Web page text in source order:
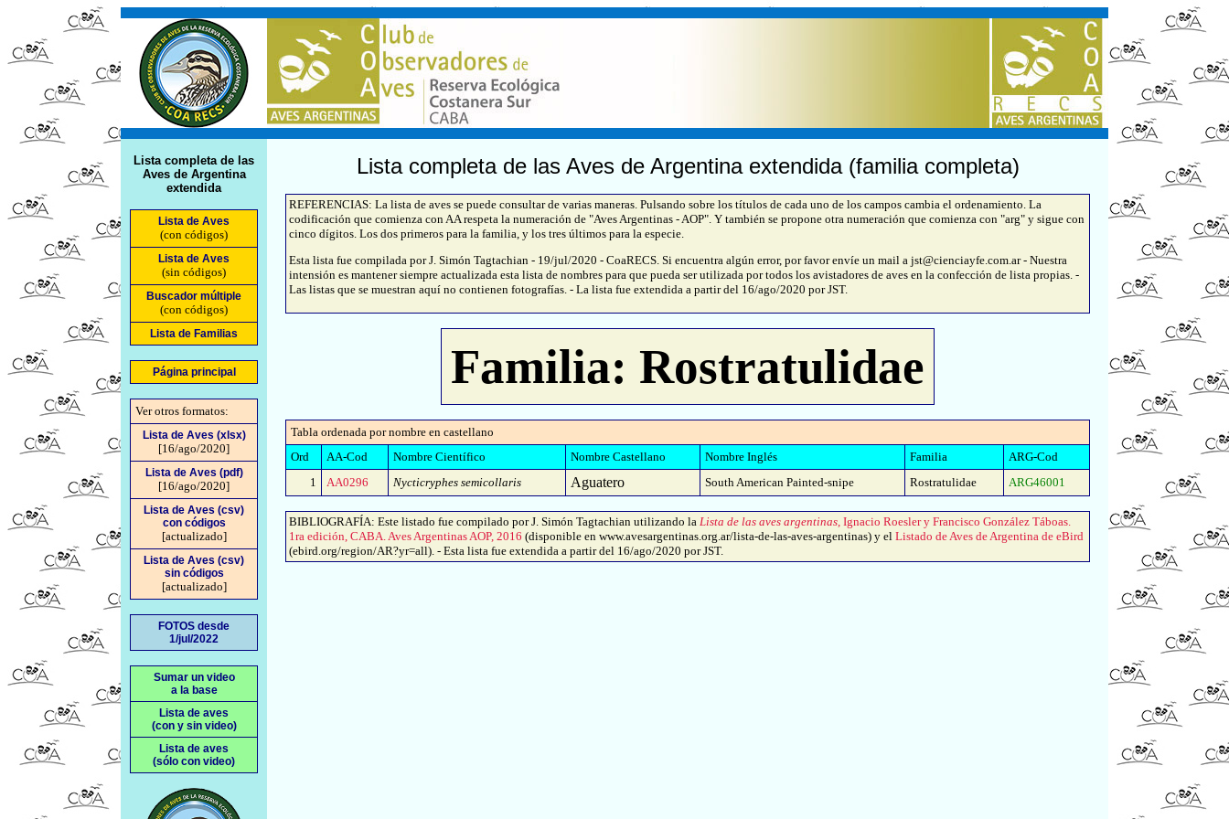
Lista completa de las
Aves de Argentina
extendida
Lista de Aves
(con códigos)
Lista de Aves
(sin códigos)
Buscador múltiple
(con códigos)
Lista de Familias
Página principal
Ver otros formatos:
Lista de Aves (xlsx)
[16/ago/2020]
Lista de Aves (pdf)
[16/ago/2020]
Lista de Aves (csv)
con códigos
[actualizado]
Lista de Aves (csv)
sin códigos
[actualizado]
FOTOS desde
1/jul/2022
Sumar un video
a la base
Lista de aves
(con y sin video)
Lista de aves
(sólo con video)
Lista completa de las Aves de Argentina extendida (familia completa)
REFERENCIAS: La lista de aves se puede consultar de varias maneras. Pulsando sobre los títulos de cada uno de los campos cambia el ordenamiento. La
codificación que comienza con AA respeta la numeración de "Aves Argentinas - AOP". Y también se propone otra numeración que comienza con "arg" y sigue con
cinco dígitos. Los dos primeros para la familia, y los tres últimos para la especie.
Esta lista fue compilada por J. Simón Tagtachian - 19/jul/2020 - CoaRECS. Si encuentra algún error, por favor envíe un mail a jst@cienciayfe.com.ar - Nuestra
intensión es mantener siempre actualizada esta lista de nombres para que pueda ser utilizada por todos los avistadores de aves en la confección de lista propias. -
Las listas que se muestran aquí no contienen fotografías. - La lista fue extendida a partir del 16/ago/2020 por JST.
Familia: Rostratulidae
Tabla ordenada por nombre en castellano
Ord
AA-Cod Nombre Científico Nombre Castellano Nombre Inglés Familia
ARG-Cod
1
AA0296 Nycticryphes semicollaris Aguatero South American Painted-snipe Rostratulidae ARG46001
BIBLIOGRAFÍA: Este listado fue compilado por J. Simón Tagtachian utilizando la Lista de las aves argentinas, Ignacio Roesler y Francisco González Táboas.
1ra edición, CABA. Aves Argentinas AOP, 2016 (disponible en www.avesargentinas.org.ar/lista-de-las-aves-argentinas) y el Listado de Aves de Argentina de eBird
(ebird.org/region/AR?yr=all). - Esta lista fue extendida a partir del 16/ago/2020 por JST.